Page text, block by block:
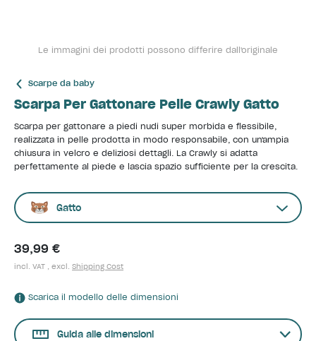
Le immagini dei prodotti possono differire dall'originale
Scarpe da baby
Scarpa Per Gattonare Pelle Crawly Gatto
Scarpa per gattonare a piedi nudi super morbida e flessibile,
realizzata in pelle prodotta in modo responsabile, con un'ampia
chiusura in velcro e deliziosi dettagli. La Crawly si adatta
perfettamente al piede e lascia spazio sufficiente per la crescita.
Gatto
39,99 €
incl. VAT , excl. Shipping Cost
Scarica il modello delle dimensioni
Guida alle dimensioni